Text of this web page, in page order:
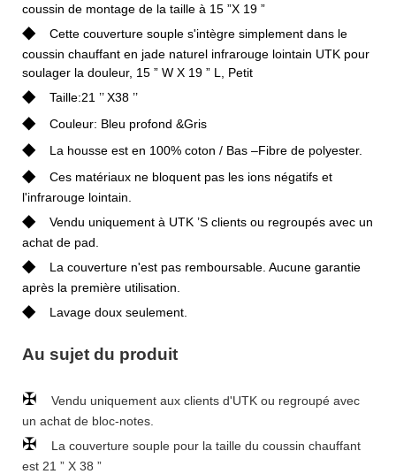
coussin de montage de la taille à 15 ”X 19 ”
◆
Cette couverture souple s'intègre simplement dans le
coussin chauffant en jade naturel infrarouge lointain UTK pour
soulager la douleur, 15 ” W X 19 ” L, Petit
◆ Taille:21 ’’ X38 ’’
◆ Couleur: Bleu profond &Gris
◆ La housse est en 100% coton / Bas –Fibre de polyester.
◆
Ces matériaux ne bloquent pas les ions négatifs et
l'infrarouge lointain.
◆
Vendu uniquement à UTK ’S clients ou regroupés avec un
achat de pad.
◆
La couverture n'est pas remboursable. Aucune garantie
après la première utilisation.
◆ Lavage doux seulement.
Au sujet du produit
✠
Vendu uniquement aux clients d'UTK ou regroupé avec
un achat de bloc-notes.
✠
La couverture souple pour la taille du coussin chauffant
est 21 ” X 38 ”